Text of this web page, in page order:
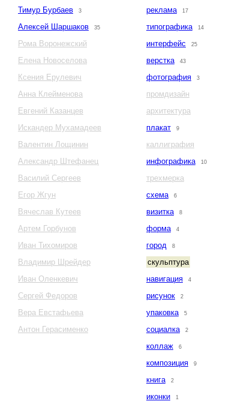
Тимур Бурбаев
3
Алексей Шаршаков 35
Рома Воронежский
Елена Новоселова
Ксения Ерулевич
Анна Клейменова
Евгений Казанцев
Искандер Мухамадеев
Валентин Лощинин
Александр Штефанец
Василий Сергеев
Егор Жгун
Вячеслав Кутеев
Артем Горбунов
Иван Тихомиров
Владимир Шрейдер
Иван Оленкевич
Сергей Федоров
Вера Евстафьева
Антон Герасименко
реклама 17
типографика 14
интерфейс 25
верстка 43
фотография 3
промдизайн
архитектура
плакат
9
каллиграфия
инфографика
10
трехмерка
схема
6
визитка 8
форма 4
город 8
скульптура
навигация
4
рисунок 2
упаковка 5
социалка 2
коллаж 6
композиция 9
книга 2
иконки 1